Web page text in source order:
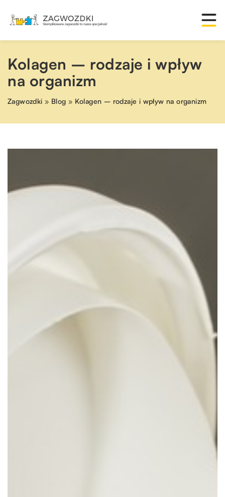
Kolagen – rodzaje i wpływ
na organizm
Zagwozdki » Blog » Kolagen – rodzaje i wpływ na organizm